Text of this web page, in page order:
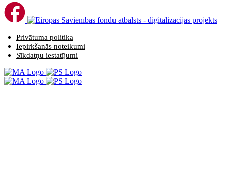
Privātuma politika
Iepirkšanās noteikumi
Sīkdatņu iestatījumi